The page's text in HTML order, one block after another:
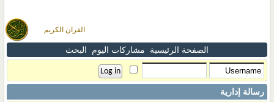
القران الكريم
الصفحة الرئيسية مشاركات اليوم البحث
رسالة إدارية